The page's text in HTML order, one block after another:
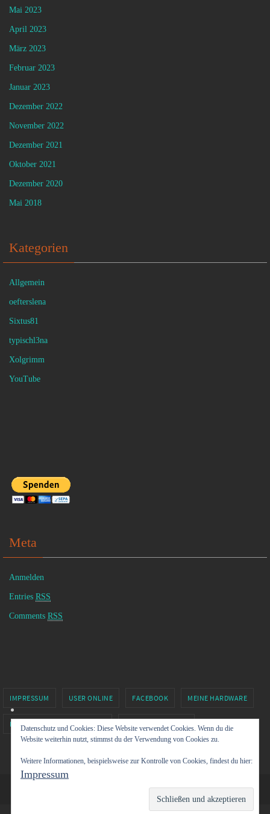
Mai 2023
April 2023
März 2023
Februar 2023
Januar 2023
Dezember 2022
November 2022
Dezember 2021
Oktober 2021
Dezember 2020
Mai 2018
Kategorien
Allgemein
oefterslena
Sixtus81
typischl3na
Xolgrimm
YouTube
Meta
Anmelden
Entries RSS
Comments RSS
IMPRESSUM USER ONLINE FACEBOOK MEINE HARDWARE
MINECRAFT BY XOLGRIMM.DE SIXTUS81 – TWITCH
Powered By :XYZScripts.com
Datenschutz und Cookies: Diese Website verwendet Cookies. Wenn du die
Website weiterhin nutzt, stimmst du der Verwendung von Cookies zu.
Weitere Informationen, beispielsweise zur Kontrolle von Cookies, findest du hier:
Impressum